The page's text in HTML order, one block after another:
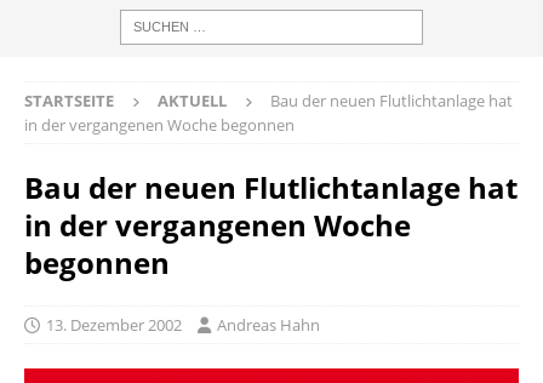
STARTSEITE AKTUELL
Bau der neuen Flutlichtanlage hat
in der vergangenen Woche begonnen
Bau der neuen Flutlichtanlage hat
in der vergangenen Woche
begonnen
13. Dezember 2002 Andreas Hahn